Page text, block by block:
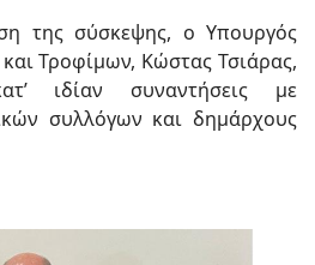
της σύσκεψης, ο Υπουργός
Τροφίμων, Κώστας Τσιάρας,
ιδίαν συναντήσεις με
συλλόγων και δημάρχους